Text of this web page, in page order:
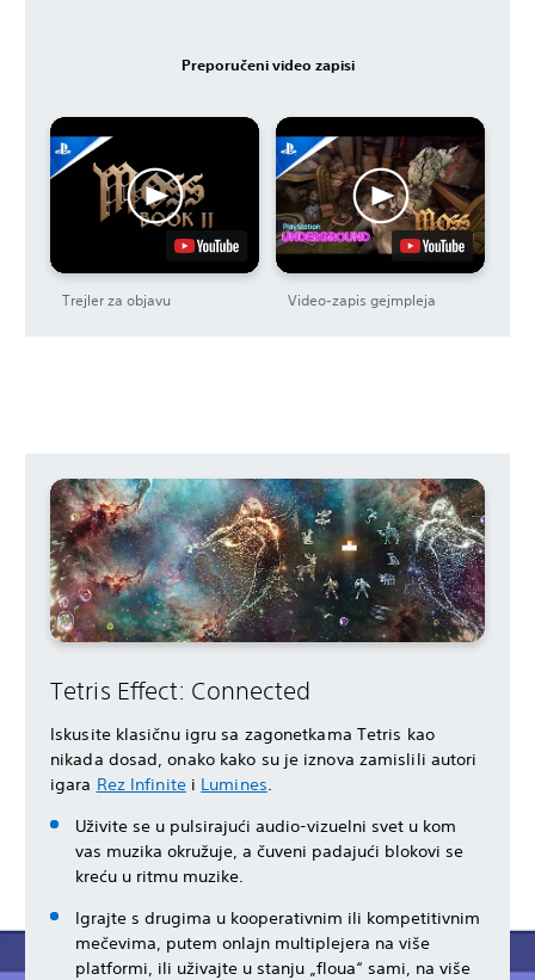
Preporučeni video zapisi
Trejler za objavu Video-zapis gejmpleja
Tetris Effect: Connected
Iskusite klasičnu igru sa zagonetkama Tetris kao
nikada dosad, onako kako su je iznova zamislili autori
igara Rez Infinitei Lumines.
Uživite se u pulsirajući audio-vizuelni svet u kom
vas muzika okružuje, a čuveni padajući blokovi se
kreću u ritmu muzike.
Igrajte s drugima u kooperativnim ili kompetitivnim
mečevima, putem onlajn multiplejera na više
platformi, ili uživajte u stanju „floua“ sami, na više